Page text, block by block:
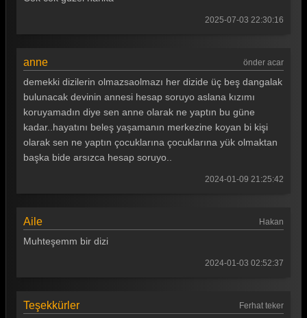
2025-07-03 22:30:16
anne önder acar
demekki dizilerin olmazsaolmazı her dizide üç beş dangalak
bulunacak devinin annesi hesap soruyo aslana kızımı
koruyamadın diye sen anne olarak ne yaptın bu güne
kadar..hayatını beleş yaşamanın merkezine koyan bi kişi
olarak sen ne yaptın çocuklarına çocuklarına yük olmaktan
başka bide arsızca hesap soruyo..
2024-01-09 21:25:42
Aile Hakan
Muhteşemm bir dizi
2024-01-03 02:52:37
Teşekkürler Ferhat teker